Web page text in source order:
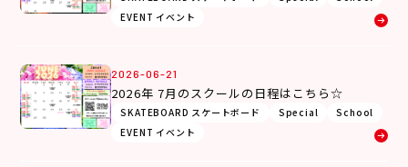
EVENT イベント
2026-06-21
2026年 7月のスクールの日程はこちら☆
SKATEBOARD スケートボード Special
School
EVENT イベント